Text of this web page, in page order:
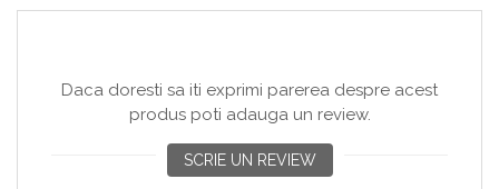
Daca doresti sa iti exprimi parerea despre acest
produs poti adauga un review.
SCRIE UN REVIEW